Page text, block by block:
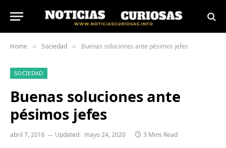
Home » Sociedad » Buenas soluciones ante pésimos jefes
SOCIEDAD
Buenas soluciones ante
pésimos jefes
abril 7, 2016 Updated: mayo 24, 2020 3 Mins Read